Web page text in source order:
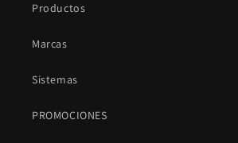
Productos
Marcas
Sistemas
PROMOCIONES